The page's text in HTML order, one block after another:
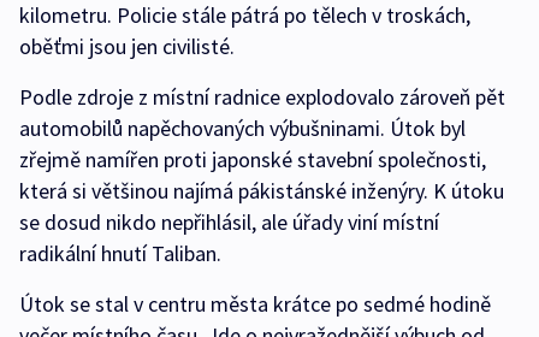
kilometru. Policie stále pátrá po tělech v troskách,
oběťmi jsou jen civilisté.
Podle zdroje z místní radnice explodovalo zároveň pět
automobilů napěchovaných výbušninami. Útok byl
zřejmě namířen proti japonské stavební společnosti,
která si většinou najímá pákistánské inženýry. K útoku
se dosud nikdo nepřihlásil, ale úřady viní místní
radikální hnutí Taliban.
Útok se stal v centru města krátce po sedmé hodině